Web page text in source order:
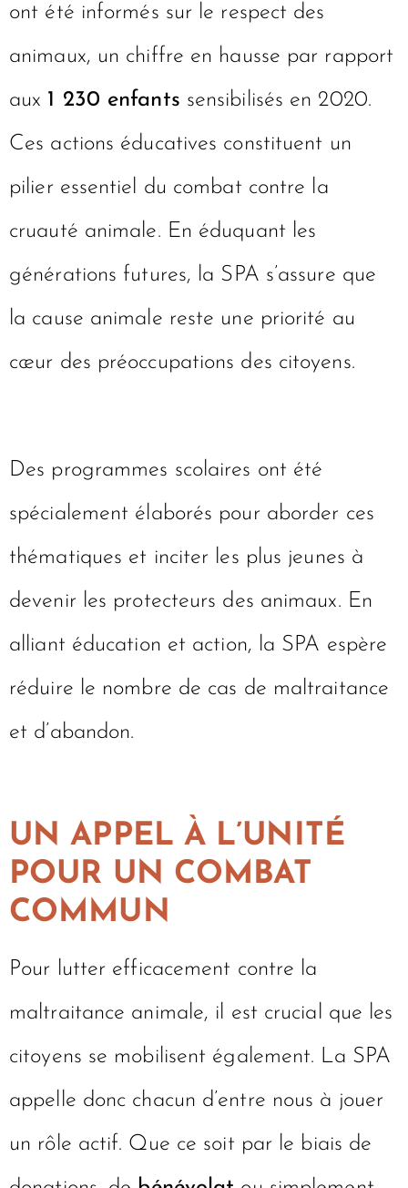
ont été informés sur le respect des
animaux, un chiffre en hausse par rapport
aux 1 230 enfants sensibilisés en 2020.
Ces actions éducatives constituent un
pilier essentiel du combat contre la
cruauté animale. En éduquant les
générations futures, la SPA s’assure que
la cause animale reste une priorité au
cœur des préoccupations des citoyens.
Des programmes scolaires ont été
spécialement élaborés pour aborder ces
thématiques et inciter les plus jeunes à
devenir les protecteurs des animaux. En
alliant éducation et action, la SPA espère
réduire le nombre de cas de maltraitance
et d’abandon.
UN APPEL À L’UNITÉ
POUR UN COMBAT
COMMUN
Pour lutter efficacement contre la
maltraitance animale, il est crucial que les
citoyens se mobilisent également. La SPA
appelle donc chacun d’entre nous à jouer
un rôle actif. Que ce soit par le biais de